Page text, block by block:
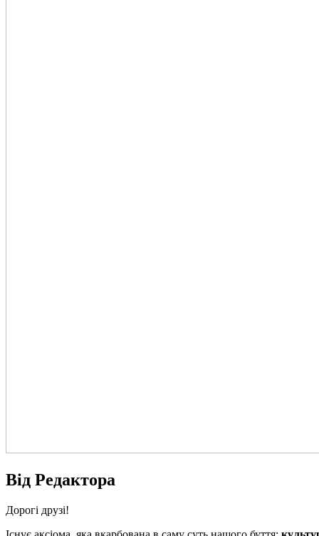
Від Редактора
Дорогі друзі!